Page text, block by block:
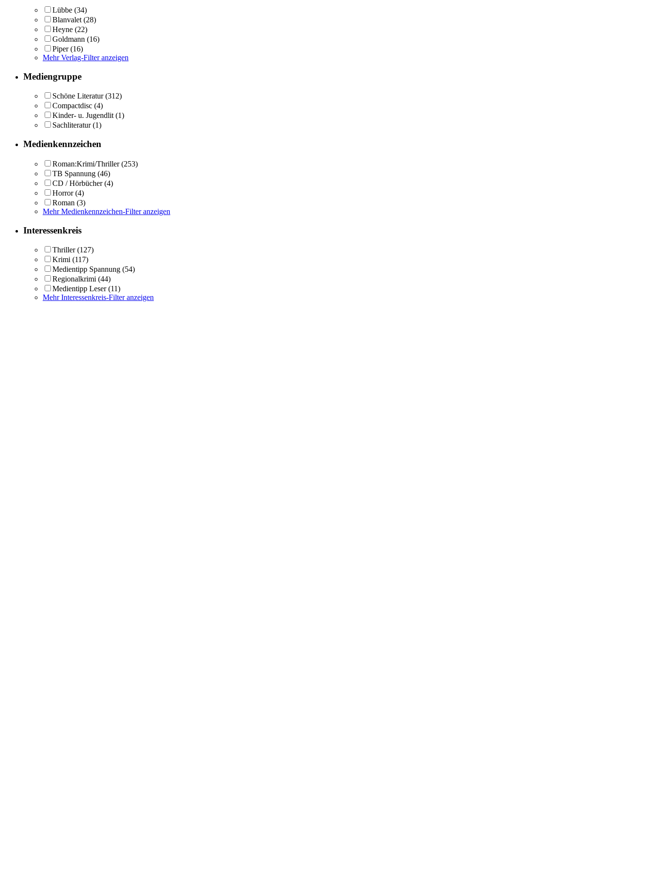
Lübbe (34)
Blanvalet (28)
Heyne (22)
Goldmann (16)
Piper (16)
Mehr Verlag-Filter anzeigen
Mediengruppe
Schöne Literatur (312)
Compactdisc (4)
Kinder- u. Jugendlit (1)
Sachliteratur (1)
Medienkennzeichen
Roman:Krimi/Thriller (253)
TB Spannung (46)
CD / Hörbücher (4)
Horror (4)
Roman (3)
Mehr Medienkennzeichen-Filter anzeigen
Interessenkreis
Thriller (127)
Krimi (117)
Medientipp Spannung (54)
Regionalkrimi (44)
Medientipp Leser (11)
Mehr Interessenkreis-Filter anzeigen